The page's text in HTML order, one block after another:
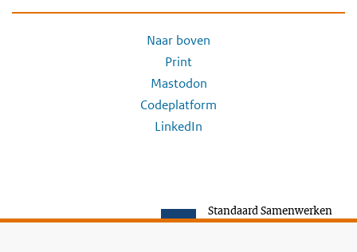
Naar boven
Print
Mastodon
Codeplatform
LinkedIn
Standaard Samenwerken